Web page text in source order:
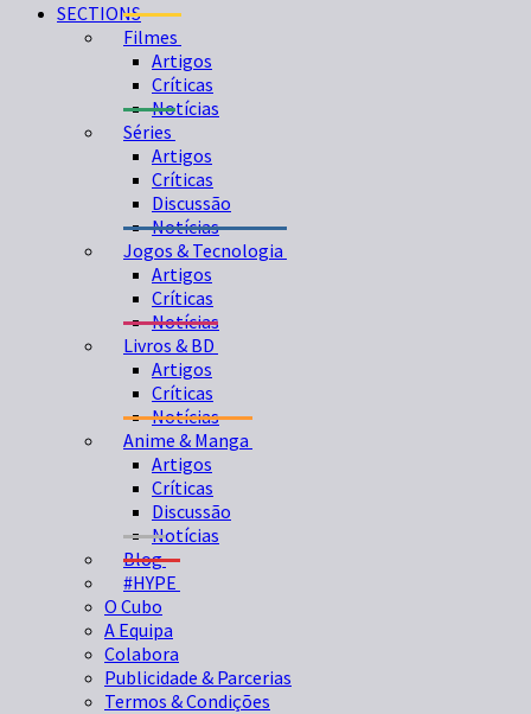
SECTIONS
Filmes
Artigos
Críticas
Notícias
Séries
Artigos
Críticas
Discussão
Notícias
Jogos & Tecnologia
Artigos
Críticas
Notícias
Livros & BD
Artigos
Críticas
Notícias
Anime & Manga
Artigos
Críticas
Discussão
Notícias
Blog
#HYPE
O Cubo
A Equipa
Colabora
Publicidade & Parcerias
Termos & Condições